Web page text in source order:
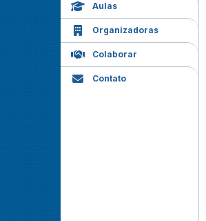
Aulas
Organizadoras
Colaborar
Contato